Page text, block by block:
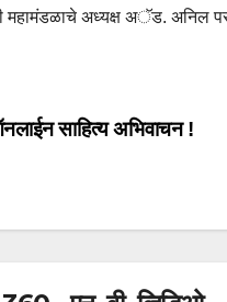
महामंडळाचे अध्यक्ष अॅड.
साहित्य अभिवाचन !